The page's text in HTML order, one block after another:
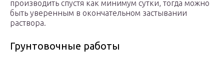
производить спустя как минимум сутки, тогда можно
быть уверенным в окончательном застывании
раствора.
Грунтовочные работы